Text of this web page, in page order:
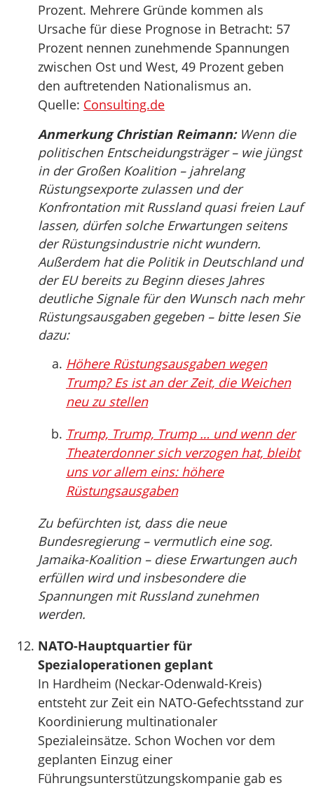
Prozent. Mehrere Gründe kommen als
Ursache für diese Prognose in Betracht: 57
Prozent nennen zunehmende Spannungen
zwischen Ost und West, 49 Prozent geben
den auftretenden Nationalismus an.
Quelle: Consulting.de
Anmerkung Christian Reimann:Wenn die
politischen Entscheidungsträger – wie jüngst
in der Großen Koalition – jahrelang
Rüstungsexporte zulassen und der
Konfrontation mit Russland quasi freien Lauf
lassen, dürfen solche Erwartungen seitens
der Rüstungsindustrie nicht wundern.
Außerdem hat die Politik in Deutschland und
der EU bereits zu Beginn dieses Jahres
deutliche Signale für den Wunsch nach mehr
Rüstungsausgaben gegeben – bitte lesen Sie
dazu:
Höhere Rüstungsausgaben wegen
Trump? Es ist an der Zeit, die Weichen
neu zu stellen
Trump, Trump, Trump … und wenn der
Theaterdonner sich verzogen hat, bleibt
uns vor allem eins: höhere
Rüstungsausgaben
Zu befürchten ist, dass die neue
Bundesregierung – vermutlich eine sog.
Jamaika-Koalition – diese Erwartungen auch
erfüllen wird und insbesondere die
Spannungen mit Russland zunehmen
werden.
NATO-Hauptquartier für
Spezialoperationen geplant
In Hardheim (Neckar-Odenwald-Kreis)
entsteht zur Zeit ein NATO-Gefechtsstand zur
Koordinierung multinationaler
Spezialeinsätze. Schon Wochen vor dem
geplanten Einzug einer
Führungsunterstützungskompanie gab es